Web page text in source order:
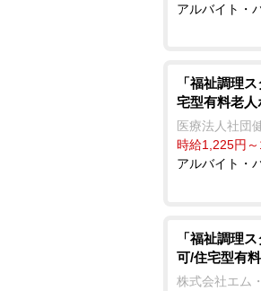
アルバイト・
「福祉調理
宅型有料老人
医療法人社団
時給1,225円
アルバイト・
「福祉調理
可/住宅型有
株式会社エム